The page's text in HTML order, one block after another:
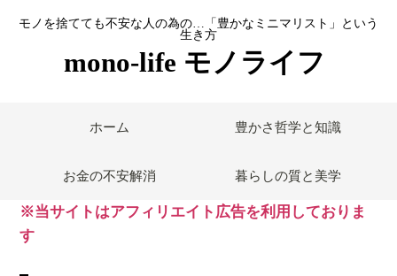
モノを捨てても不安な人の為の…「豊かなミニマリスト」という
生き方
mono-life モノライフ
ホーム 豊かさ哲学と知識
お金の不安解消 暮らしの質と美学
※当サイトはアフィリエイト広告を利用しておりま
す